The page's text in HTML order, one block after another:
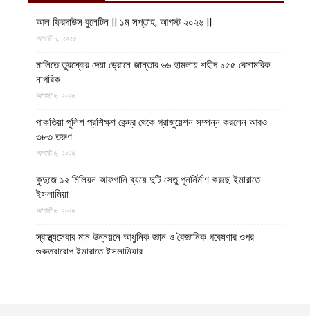
আল ফিরদাউস বুলেটিন || ১ম সপ্তাহ, আগস্ট ২০২৬ ||
আগস্ট ৭, ২০২৬
মালিতে তুরস্কের দেয়া ড্রোনে জান্তার ৬৬ হামলায় শহীদ ১৫৫ বেসামরিক
নাগরিক
আগস্ট ৬, ২০২৬
পাকতিয়া পুলিশ প্রশিক্ষণ কেন্দ্র থেকে গ্রাজুয়েশন সম্পন্ন করলেন আরও
৩৮৩ তরুণ
আগস্ট ৬, ২০২৬
কুন্দুজে ১২ মিলিয়ন আফগানি ব্যয়ে দুটি সেতু পুনর্নির্মাণ করছে ইমারাতে
ইসলামিয়া
আগস্ট ৬, ২০২৬
স্বাস্থ্যসেবার মান উন্নয়নে আধুনিক জ্ঞান ও বৈজ্ঞানিক গবেষণার ওপর
গুরুত্বারোপ ইমারাতে ইসলামিয়ার